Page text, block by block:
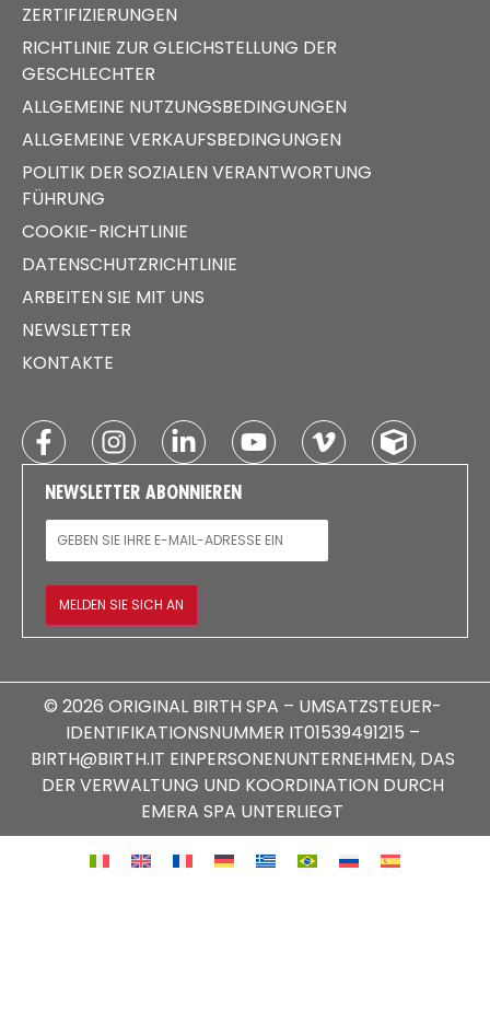
ZERTIFIZIERUNGEN
RICHTLINIE ZUR GLEICHSTELLUNG DER
GESCHLECHTER
ALLGEMEINE NUTZUNGSBEDINGUNGEN
ALLGEMEINE VERKAUFSBEDINGUNGEN
POLITIK DER SOZIALEN VERANTWORTUNG
FÜHRUNG
COOKIE-RICHTLINIE
DATENSCHUTZRICHTLINIE
ARBEITEN SIE MIT UNS
NEWSLETTER
KONTAKTE
NEWSLETTER ABONNIEREN
E-MAIL
MELDEN SIE SICH AN
© 2026 ORIGINAL BIRTH SPA – UMSATZSTEUER-
IDENTIFIKATIONSNUMMER IT01539491215 –
BIRTH@BIRTH.IT EINPERSONENUNTERNEHMEN, DAS
DER VERWALTUNG UND KOORDINATION DURCH
EMERA SPA UNTERLIEGT